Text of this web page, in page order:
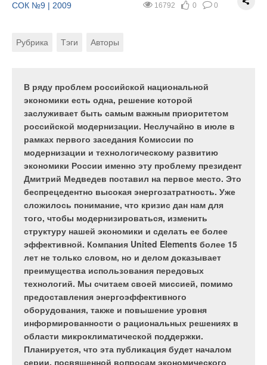
16792 0 0
СОК №9 | 2009
Рубрика Тэги Авторы
В ряду проблем российской национальной
экономики есть одна, решение которой
заслуживает быть самым важным приоритетом
российской модернизации. Неслучайно в июле в
рамках первого заседания Комиссии по
модернизации и технологическому развитию
экономики России именно эту проблему президент
Дмитрий Медведев поставил на первое место. Это
беспрецедентно высокая энергозатратность. Уже
сложилось понимание, что кризис дан нам для
того, чтобы модернизироваться, изменить
структуру нашей экономики и сделать ее более
эффективной. Компания United Elements более 15
лет не только словом, но и делом доказывает
преимущества использования передовых
технологий. Мы считаем своей миссией, помимо
предоставления энергоэффективного
оборудования, также и повышение уровня
информированности о рациональных решениях в
области микроклиматической поддержки.
Планируется, что эта публикация будет началом
серии, посвященной вопросам экономического
распределяется следующим образом: транспорт
Знаете ли вы, что…
…потребление энергии в Европе распределяется
следующим образом: транспорт — 28 %, промышленность
— 31 %, здания — 41 %.Как ни удивительно, все здания:
жилые и нежилые потребляют энергии больше, чем вся
промышленность с ее фабриками, заводами,
металлургическими комбинатами и т.д.? Здания также
потребляют больше энергии, чем транспорт со всеми его
автомобилями, поездами и теплоходами!
Мы хотим начать экономить энергию и меньше загрязнять
атмосферу выбросами CO2, но при этом продолжать жить и
работать в условиях не менее комфортных, чем сейчас. Как
быть? Пригодны ли наши здания для решения такой задачи?
Существуют ли технологии, позволяющие значительно
увеличить энергоэффективность зданий без ухудшения
комфорта в помещениях? Такие технологии существуют.